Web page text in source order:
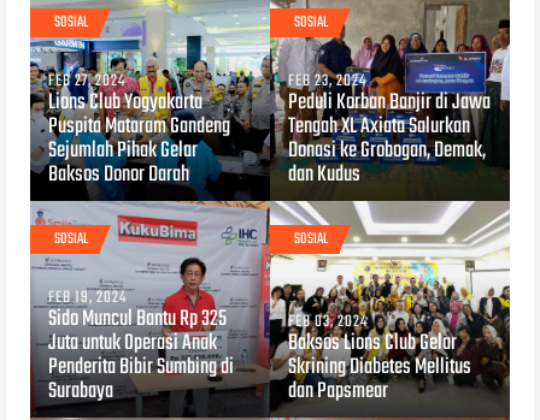
SOSIAL
FEB 27, 2024
Lions Club Yogyakarta
Puspita Mataram Gandeng
Sejumlah Pihak Gelar
Baksos Donor Darah
SOSIAL
FEB 23, 2024
Peduli Korban Banjir di Jawa
Tengah XL Axiata Salurkan
Donasi ke Grobogan, Demak,
dan Kudus
SOSIAL
FEB 19, 2024
Sido Muncul Bantu Rp 325
Juta untuk Operasi Anak
Penderita Bibir Sumbing di
Surabaya
SOSIAL
FEB 03, 2024
Baksos Lions Club Gelar
Skrining Diabetes Mellitus
dan Papsmear